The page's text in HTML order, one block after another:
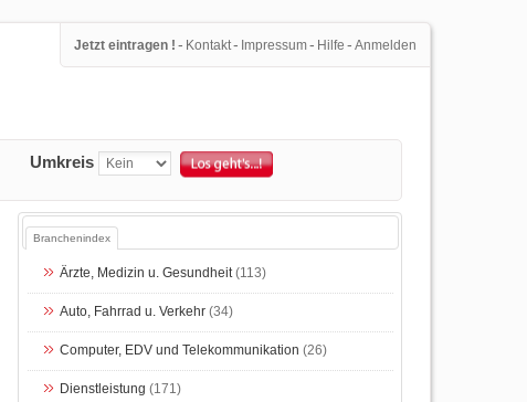
Jetzt eintragen ! - Kontakt- Impressum- Hilfe - Anmelden
Umkreis
Branchenindex
Ärzte, Medizin u. Gesundheit(113)
Auto, Fahrrad u. Verkehr(34)
Computer, EDV und Telekommunikation (26)
Dienstleistung (171)